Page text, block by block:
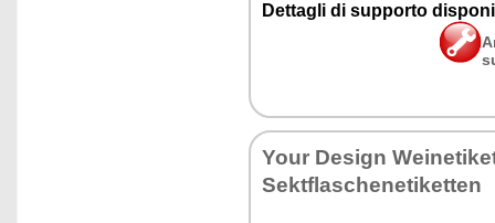
Dettagli di supporto
Your Design
Sektflaschenetiketten